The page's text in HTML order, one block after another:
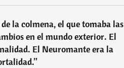
la colmena, el que tomaba las
en el mundo exterior. El
El Neuromante era la
”